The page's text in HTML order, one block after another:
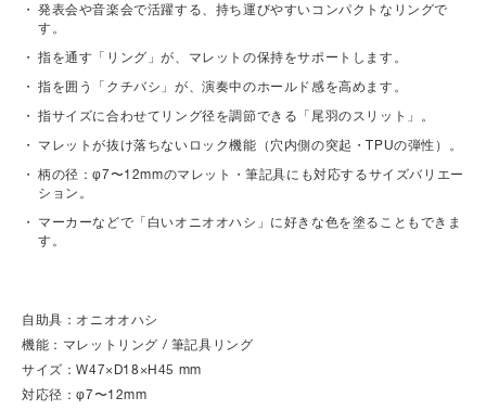
発表会や音楽会で活躍する、持ち運びやすいコンパクトなリングで
す。
指を通す「リング」が、マレットの保持をサポートします。
指を囲う「クチバシ」が、演奏中のホールド感を高めます。
指サイズに合わせてリング径を調節できる「尾羽のスリット」。
マレットが抜け落ちないロック機能（穴内側の突起・TPUの弾性）。
柄の径：φ7〜12mmのマレット・筆記具にも対応するサイズバリエー
ション。
マーカーなどで「白いオニオオハシ」に好きな色を塗ることもできま
す。
自助具：オニオオハシ
機能：マレットリング / 筆記具リング
サイズ：W47×D18×H45 mm
対応径：φ7〜12mm